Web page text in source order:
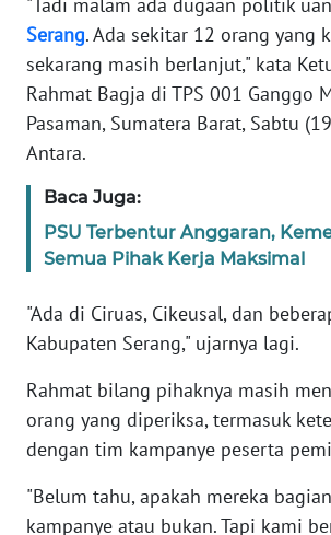
"Tadi malam ada dugaan politik
Serang. Ada sekitar 12 orang yang
sekarang masih berlanjut," kata
Rahmat Bagja di TPS 001 Ganggo
Pasaman, Sumatera Barat, Sabtu
Antara.
Baca Juga:
PSU Terbentur Anggaran,
Semua Pihak Kerja Maksimal
"Ada di Ciruas, Cikeusal, dan
Kabupaten Serang," ujarnya lagi.
Rahmat bilang pihaknya masih
orang yang diperiksa, termasuk
dengan tim kampanye peserta
"Belum tahu, apakah mereka
kampanye atau bukan. Tapi kami
Informasi
INDEKS
KONTAK
KAMI
INFO
IKLAN
KAMI
MEDIA
SIBER